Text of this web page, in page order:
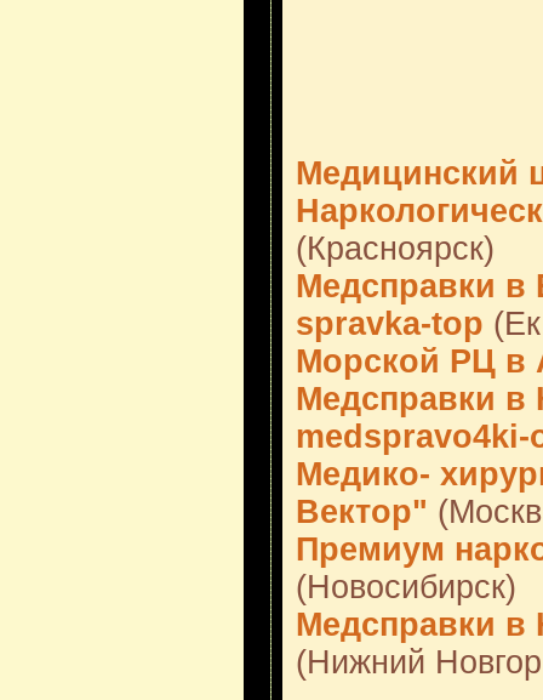
Медицинский
(Красноярск)
Медсправки в
spravka-top
Морской РЦ в
Медсправки в
medspravo4ki-
Медико-
Вектор"
Премиум
(Новосибирск)
Медсправки в
(Нижний